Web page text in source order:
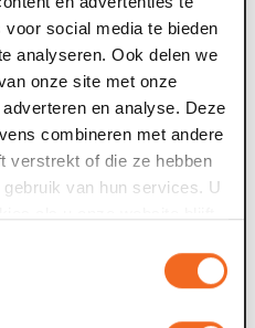
social media te bieden
analyseren. Ook delen we
onze site met onze
en analyse. Deze
combineren met andere
verstrekt of die ze hebben
van hun services. U
in de genres Uit de regio,
op externe locaties en
De Formule 1 Show,
Ilse DeLange, Urbanus, Kaj
Kross, Kasper van de
Eagles, Guido's
leer, Rowwen Hèze, Plien &